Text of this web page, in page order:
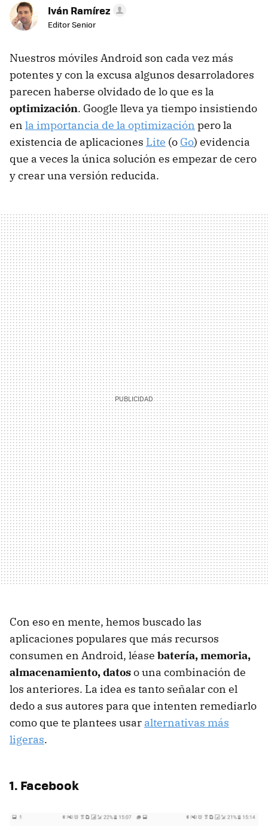
Iván Ramírez
Editor Senior
Nuestros móviles Android son cada vez más
potentes y con la excusa algunos desarroladores
parecen haberse olvidado de lo que es la
optimización. Google lleva ya tiempo insistiendo
en la importancia de la optimización pero la
existencia de aplicaciones Lite (o Go) evidencia
que a veces la única solución es empezar de cero
y crear una versión reducida.
Con eso en mente, hemos buscado las
aplicaciones populares que más recursos
consumen en Android, léase batería, memoria,
almacenamiento, datoso una combinación de
los anteriores. La idea es tanto señalar con el
dedo a sus autores para que intenten remediarlo
como que te plantees usar alternativas más
ligeras.
1. Facebook